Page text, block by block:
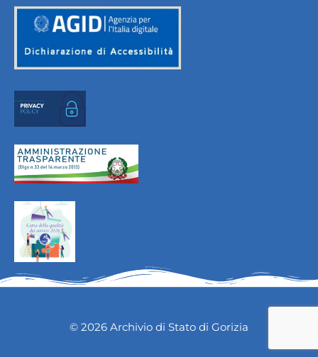
© 2026 Archivio di Stato di Gorizia